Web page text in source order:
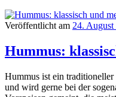
Veröffentlicht am 24. August
Hummus:
Hummus ist ein
und wird gerne bei der